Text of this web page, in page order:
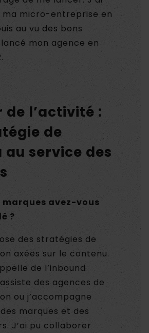
ma micro-entreprise en
au vu des bons
mon agence en
l’activité :
de
service des
marques avez-vous
?
des stratégies de
axées sur le contenu.
de l’inbound
des agences de
ou j’accompagne
marques et des
J’ai pu collaborer